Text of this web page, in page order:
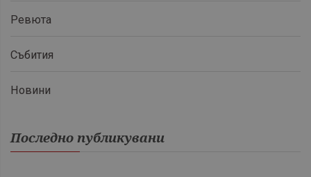
Ревюта
Събития
Новини
Последно публикувани